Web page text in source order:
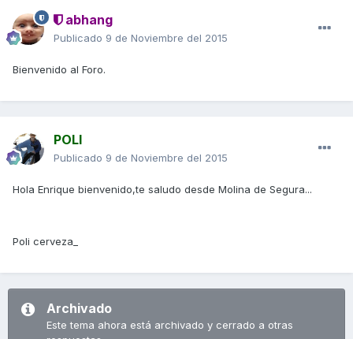
abhang
Publicado 9 de Noviembre del 2015
Bienvenido al Foro.
POLI
Publicado 9 de Noviembre del 2015
Hola Enrique bienvenido,te saludo desde Molina de Segura...
Poli cerveza_
Archivado
Este tema ahora está archivado y cerrado a otras